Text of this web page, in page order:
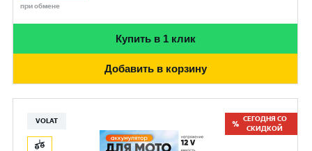
при обмене
Купить в 1 клик
Добавить в корзину
VOLAT
СЕГОДНЯ СО
СКИДКОЙ